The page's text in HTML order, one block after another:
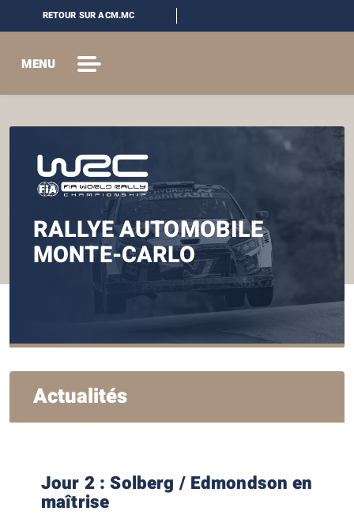
RETOUR SUR ACM.MC
MENU
RALLYE AUTOMOBILE
MONTE-CARLO
Actualités
Jour 2 : Solberg / Edmondson en
maîtrise